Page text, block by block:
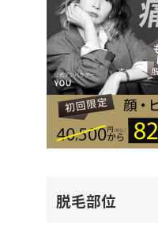
脱毛部位